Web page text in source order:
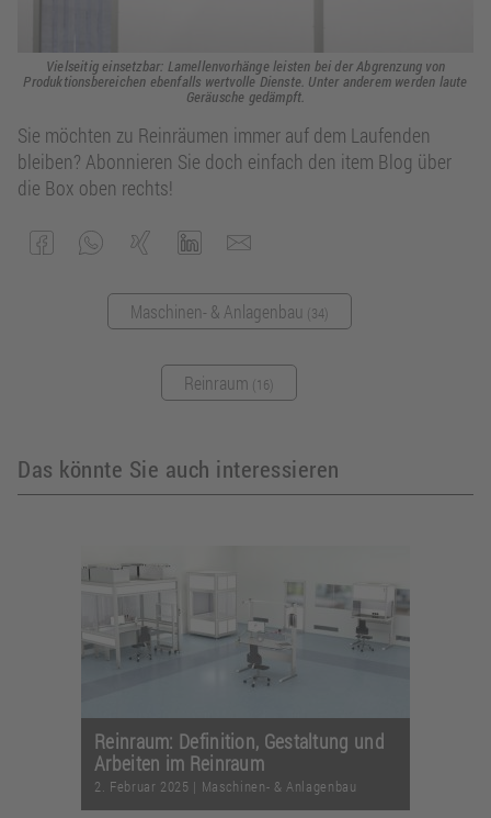
Vielseitig einsetzbar: Lamellenvorhänge leisten bei der Abgrenzung von
Produktionsbereichen ebenfalls wertvolle Dienste. Unter anderem werden laute
Geräusche gedämpft.
Sie möchten zu Reinräumen immer auf dem Laufenden
bleiben? Abonnieren Sie doch einfach den item Blog über
die Box oben rechts!
Maschinen- & Anlagenbau (34)
Reinraum (16)
Das könnte Sie auch interessieren
Reinraum: Definition, Gestaltung und
Arbeiten im Reinraum
2. Februar 2025 | Maschinen- & Anlagenbau